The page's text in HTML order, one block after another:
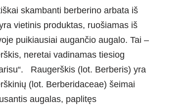
skambanti berberino arbata iš
vietinis produktas, ruošiamas iš
puikiausiai augančio augalo. Tai –
neretai vadinamas tiesiog
Raugerškis (lot. Berberis) yra
(lot. Berberidaceae) šeimai
augalas, paplitęs